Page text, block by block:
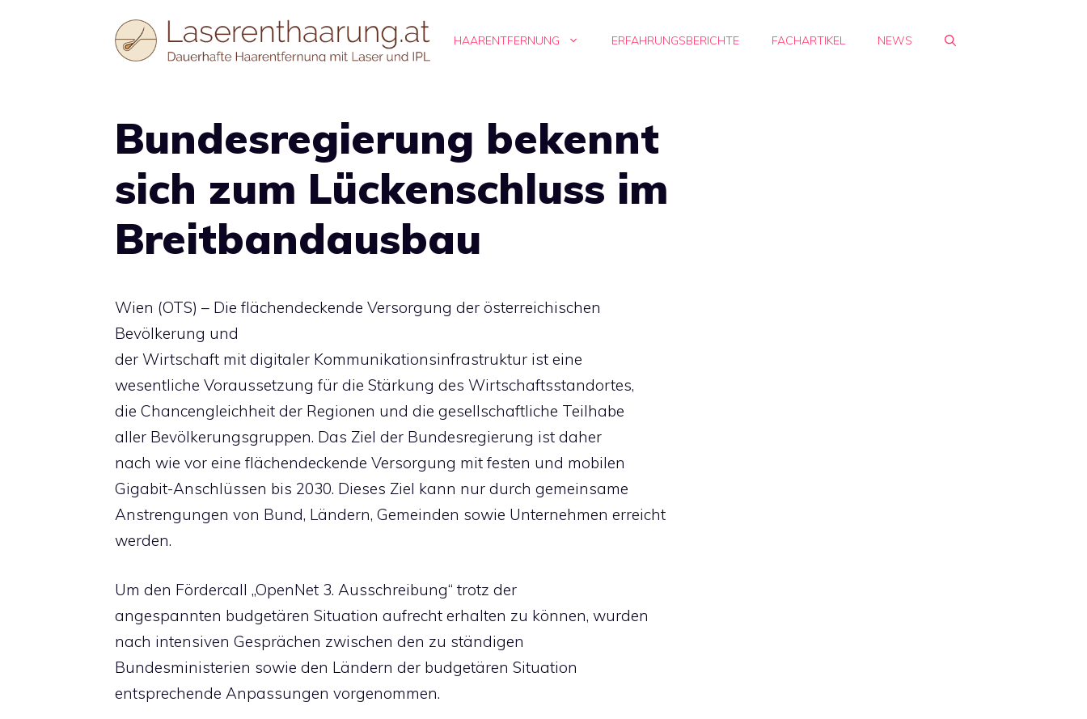
HAARENTFERNUNG ERFAHRUNGSBERICHTE FACHARTIKEL NEWS
Bundesregierung bekennt
sich zum Lückenschluss im
Breitbandausbau
Wien (OTS) – Die flächendeckende Versorgung der österreichischen
Bevölkerung und
der Wirtschaft mit digitaler Kommunikationsinfrastruktur ist eine
wesentliche Voraussetzung für die Stärkung des Wirtschaftsstandortes,
die Chancengleichheit der Regionen und die gesellschaftliche Teilhabe
aller Bevölkerungsgruppen. Das Ziel der Bundesregierung ist daher
nach wie vor eine flächendeckende Versorgung mit festen und mobilen
Gigabit-Anschlüssen bis 2030. Dieses Ziel kann nur durch gemeinsame
Anstrengungen von Bund, Ländern, Gemeinden sowie Unternehmen erreicht
werden.
Um den Fördercall „OpenNet 3. Ausschreibung“ trotz der
angespannten budgetären Situation aufrecht erhalten zu können, wurden
nach intensiven Gesprächen zwischen den zu ständigen
Bundesministerien sowie den Ländern der budgetären Situation
entsprechende Anpassungen vorgenommen.